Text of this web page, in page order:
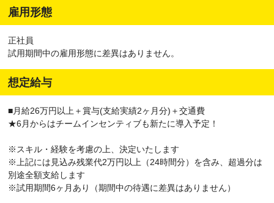
雇用形態
正社員
試用期間中の雇用形態に差異はありません。
想定給与
■月給26万円以上＋賞与(支給実績2ヶ月分)＋交通費
★6月からはチームインセンティブも新たに導入予定！
※スキル・経験を考慮の上、決定いたします
※上記には見込み残業代2万円以上（24時間分）を含み、超過分は
別途全額支給します
※試用期間6ヶ月あり（期間中の待遇に差異はありません）